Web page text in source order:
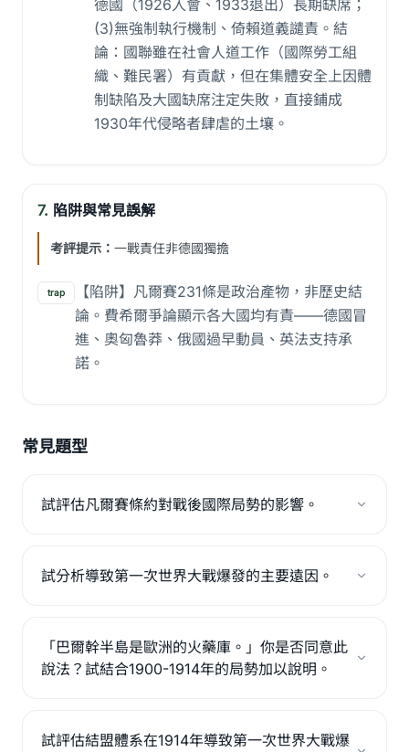
德國（1926入會、1933退出）長期缺席；
(3)無強制執行機制、倚賴道義譴責。結
論：國聯雖在社會人道工作（國際勞工組
織、難民署）有貢獻，但在集體安全上因體
制缺陷及大國缺席注定失敗，直接鋪成
1930年代侵略者肆虐的土壤。
7. 陷阱與常見誤解
考評提示： 一戰責任非德國獨擔
trap
【陷阱】凡爾賽231條是政治產物，非歷史結
論。費希爾爭論顯示各大國均有責——德國冒
進、奧匈魯莽、俄國過早動員、英法支持承
諾。
常見題型
試評估凡爾賽條約對戰後國際局勢的影響。
試分析導致第一次世界大戰爆發的主要遠因。
「巴爾幹半島是歐洲的火藥庫。」你是否同意此
說法？試結合1900-1914年的局勢加以說明。
試評估結盟體系在1914年導致第一次世界大戰爆